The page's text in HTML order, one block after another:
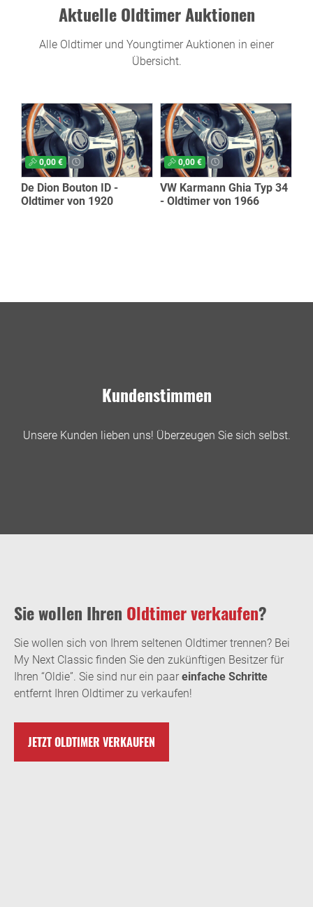
Aktuelle Oldtimer Auktionen
Alle Oldtimer und Youngtimer Auktionen in einer
Übersicht.
0,00 €
De Dion Bouton ID -
Oldtimer von 1920
0,00 €
VW Karmann Ghia Typ 34
- Oldtimer von 1966
Kundenstimmen
Unsere Kunden lieben uns! Überzeugen Sie sich selbst.
Sie wollen Ihren Oldtimer verkaufen?
Sie wollen sich von Ihrem seltenen Oldtimer trennen? Bei
My Next Classic finden Sie den zukünftigen Besitzer für
Ihren “Oldie”. Sie sind nur ein paar einfache Schritte
entfernt Ihren Oldtimer zu verkaufen!
JETZT OLDTIMER VERKAUFEN